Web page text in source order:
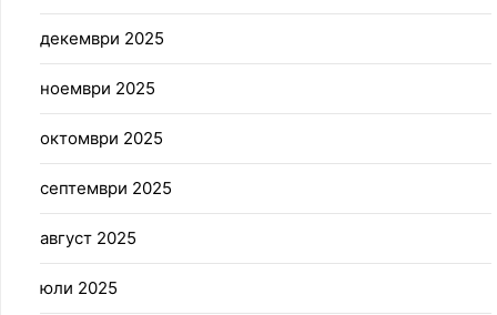
декември 2025
ноември 2025
октомври 2025
септември 2025
август 2025
юли 2025